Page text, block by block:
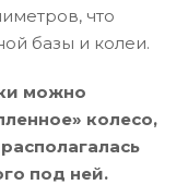
что
базы и колеи.
можно
колесо,
под ней.